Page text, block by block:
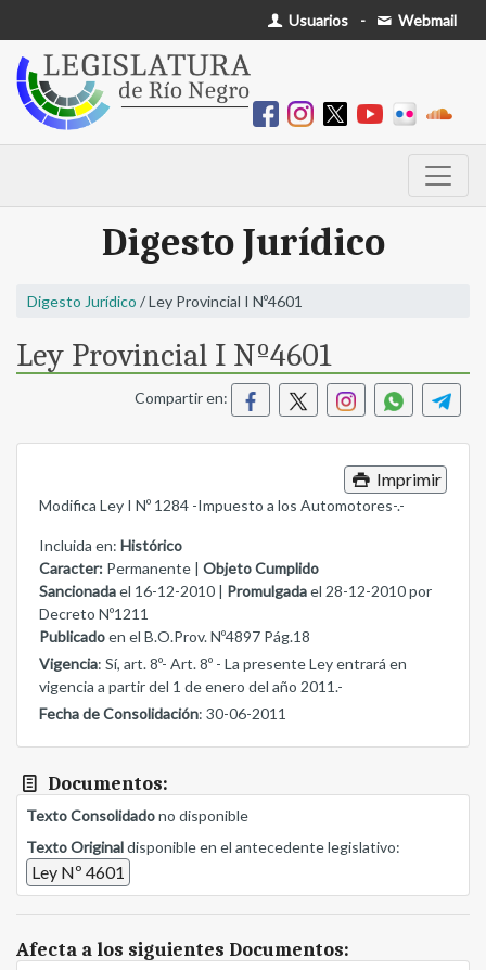
Usuarios - Webmail
Digesto Jurídico
Digesto Jurídico / Ley Provincial I Nº4601
Ley Provincial I Nº4601
Compartir en:
Imprimir
Modifica Ley I Nº 1284 -Impuesto a los Automotores-.-
Incluida en: Histórico
Caracter: Permanente | Objeto Cumplido
Sancionadael 16-12-2010 | Promulgadael 28-12-2010 por
Decreto Nº1211
Publicadoen el B.O.Prov. Nº4897 Pág.18
Vigencia: Sí, art. 8º- Art. 8º - La presente Ley entrará en
vigencia a partir del 1 de enero del año 2011.-
Fecha de Consolidación: 30-06-2011
Documentos:
Texto Consolidadono disponible
Texto Originaldisponible en el antecedente legislativo:
Ley Nº 4601
Afecta a los siguientes Documentos: